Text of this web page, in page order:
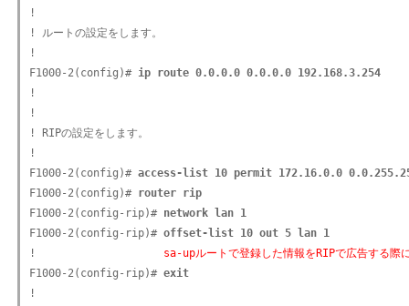
!
! ルートの設定をします。
!
F1000-2(config)# ip route 0.0.0.0 0.0.0.0 192.168.3.254
!
!
! RIPの設定をします。
!
F1000-2(config)# access-list 10 permit 172.16.0.0
F1000-2(config)# router rip
F1000-2(config-rip)# network lan 1
F1000-2(config-rip)# offset-list 10 out 5 lan 1
! sa-upルートで登録した情報をRIPで広告する
F1000-2(config-rip)# exit
!